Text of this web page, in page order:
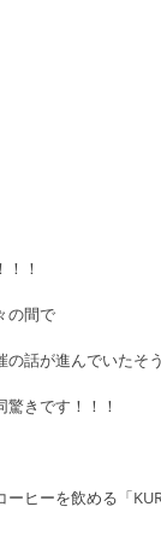
！
の間で
の話が進んでいたそ
きです！！！
ヒーを飲める「